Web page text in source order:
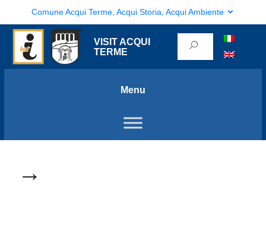
Comune Acqui Terme, Acqui Storia, Acqui Ambiente
VISIT ACQUI
TERME
Menu
→